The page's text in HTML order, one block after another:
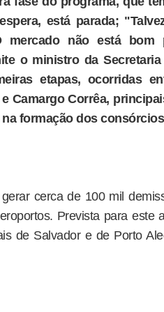
está parada;
não está bom
o ministro da
etapas, ocorridas
Camargo Corrêa,
formação dos consórcios
cerca de 100 mil
Prevista para este
de Salvador e de Porto